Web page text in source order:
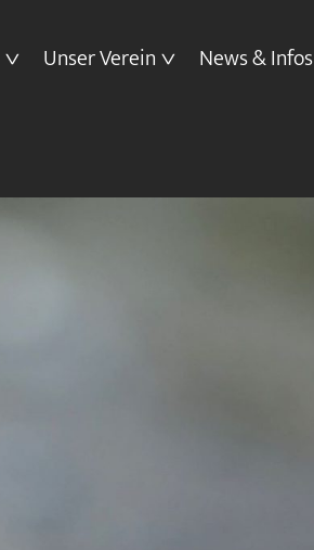
Unser Verein News & Infos